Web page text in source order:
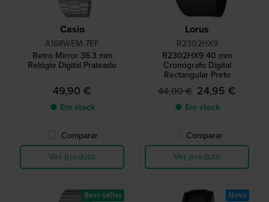
Casio
A168WEM-7EF
Retro Mirror 36.3 mm
Relógio Digital Prateado
49,90 €
● Em stock
Comparar
Ver produto
Lorus
R2302HX9
R2302HX9 40 mm
Cronógrafo Digital
Rectangular Preto
44,00 € 24,95 €
● Em stock
Comparar
Ver produto
Best-seller
Novo